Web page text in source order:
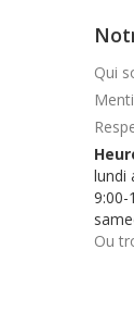
Qui
lundi
9:00-
Ou